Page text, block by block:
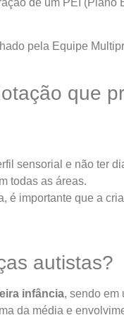
pela Equipe
que
sensorial e não ter
todas as áreas.
é importante que a
autistas?
infância, sendo em
da média e